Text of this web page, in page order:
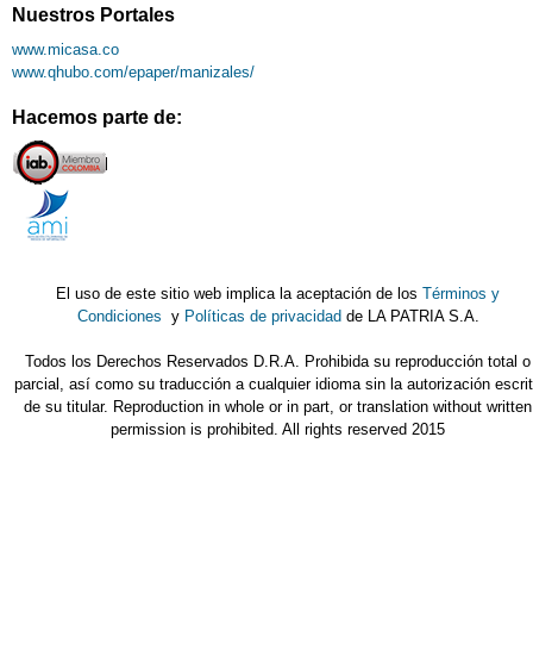
Nuestros Portales
www.micasa.co
www.qhubo.com/epaper/manizales/
Hacemos parte de:
El uso de este sitio web implica la aceptación de losTérminos y
Condiciones y Políticas de privacidad de LA PATRIA S.A.
Todos los Derechos Reservados D.R.A. Prohibida su reproducción total o
parcial, así como su traducción a cualquier idioma sin la autorización
de su titular. Reproduction in whole or in part, or translation without written
permission is prohibited. All rights reserved 2015